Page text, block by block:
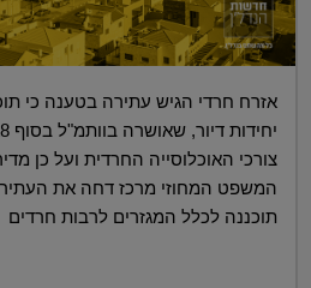
צורכי האוכלוסייה החרדית ועל כן
המשפט המחוזי מרכז דחה את
תוכננה לכלל המגזרים לרבות חרדים